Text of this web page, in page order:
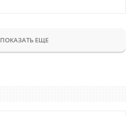
ПОКАЗАТЬ ЕЩЕ